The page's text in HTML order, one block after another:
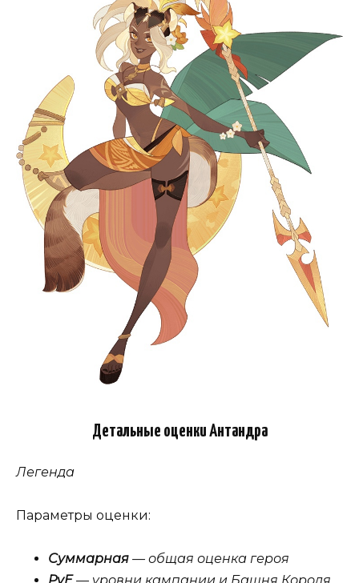
Детальные оценки Антандра
Легенда
Параметры оценки:
Суммарная — общая оценка героя